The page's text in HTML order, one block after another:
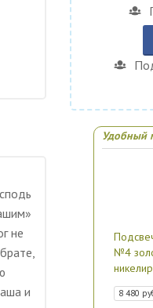
не
и
Удобный
№4
8 480